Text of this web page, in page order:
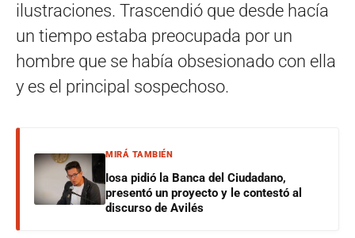
ilustraciones. Trascendió que desde hacía
un tiempo estaba preocupada por un
hombre que se había obsesionado con ella
y es el principal sospechoso.
MIRÁ TAMBIÉN
Iosa pidió la Banca del Ciudadano,
presentó un proyecto y le contestó al
discurso de Avilés